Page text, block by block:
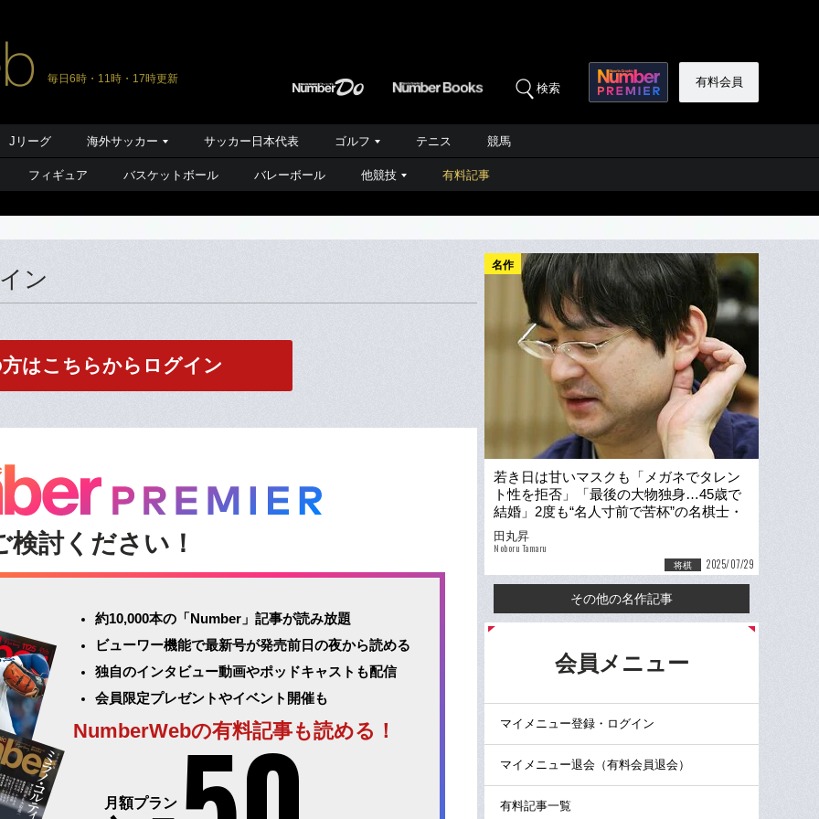
毎日6時・11時・17時更新
検索 有料会員
Jリーグ 海外サッカー サッカー日本代表 ゴルフ テニス 競馬
フィギュア バスケットボール バレーボール 他競技 有料記事
ン
はこちらからログイン
検討ください！
約10,000本の「Number」記事が読み放題
ビューワー機能で最新号が発売前日の夜から読める
独自のインタビュー動画やポッドキャストも配信
会員限定プレゼントやイベント開催も
NumberWebの有料記事も読める！
月額プラン
名作
若き日は甘いマスクも「メガネでタレン
ト性を拒否」「最後の大物独身…45歳で
結婚」2度も“名人寸前で苦杯”の名棋士・
郷田真隆の素顔とは
田丸昇
Noboru Tamaru
将棋 2025/07/29
その他の名作記事
会員メニュー
マイメニュー登録・ログイン
マイメニュー退会（有料会員退会）
有料記事一覧